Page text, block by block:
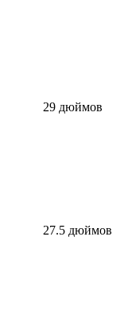
29 дюймов
27.5 дюймов